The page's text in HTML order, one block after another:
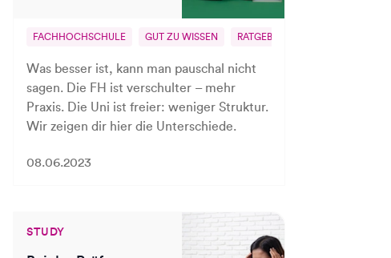
WAHL DER HOCHSCHULE
FACHHOCHSCHULE GUT ZU WISSEN RATGEBER
Was besser ist, kann man pauschal nicht
sagen. Die FH ist verschulter – mehr
Praxis. Die Uni ist freier: weniger Struktur.
Wir zeigen dir hier die Unterschiede.
08.06.2023
STUDY